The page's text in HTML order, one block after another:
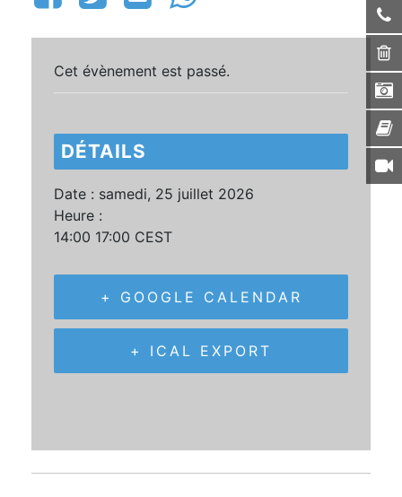
Cet évènement est passé.
DÉTAILS
Date : samedi, 25 juillet 2026
Heure :
14:00 17:00 CEST
+ GOOGLE CALENDAR
+ ICAL EXPORT